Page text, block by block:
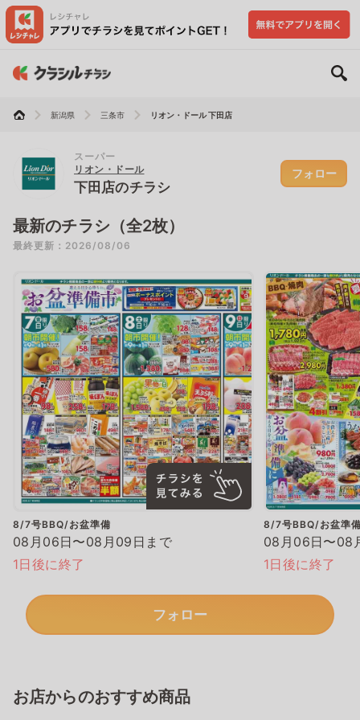
新潟県 三条市 リオン・ドール 下田店
スーパー
リオン・ドール
下田店のチラシ
フォロー
最新のチラシ（全2枚）
最終更新：2026/08/06
8/7号BBQ/お盆準備
08月06日〜08月09日まで
1日後に終了
8/7号BBQ/お盆準
08月06日〜08
1日後に終了
フォロー
お店からのおすすめ商品